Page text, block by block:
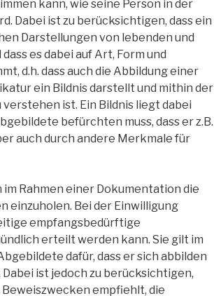
kann, wie seine Person in der
Dabei ist zu berücksichtigen, dass ein
Darstellungen von lebenden und
es dabei auf Art, Form und
d.h. dass auch die Abbildung einer
ein Bildnis darstellt und mithin der
ist. Ein Bildnis liegt dabei
befürchten muss, dass er z.B.
auch durch andere Merkmale für
Rahmen einer Dokumentation die
einzuholen. Bei der Einwilligung
empfangsbedürftige
erteilt werden kann. Sie gilt im
dafür, dass er sich abbilden
ist jedoch zu berücksichtigen,
Beweiszwecken empfiehlt, die